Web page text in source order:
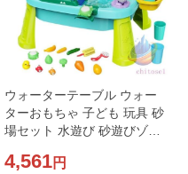
ウォーターテーブル ウォー
ターおもちゃ 子ども 玩具 砂
場セット 水遊び 砂遊びゾン
幼児 キッズ アウトドア ビー
4,561円